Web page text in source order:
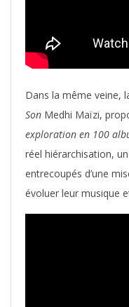
Dans la même veine,
Son Medhi Maïzi,
exploration en 100
réel hiérarchisation,
entrecoupés d’une
évoluer leur musique